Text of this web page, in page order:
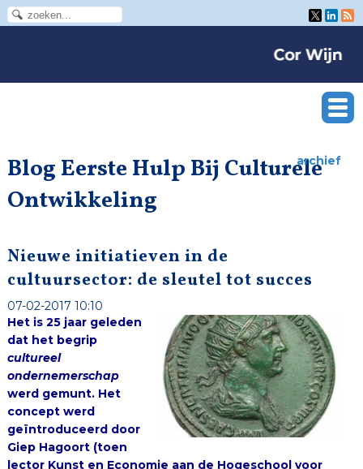
Blog Eerste Hulp Bij Culturele
Ontwikkeling
archief
Nieuwe initiatieven in de
cultuursector: de sleutel tot succes
07-02-2017 10:10
Het is 25 jaar geleden
dat het begrip
cultureel
ondernemerschap
werd gemunt. Het
concept werd
geïntroduceerd door
Giep Hagoort (toen
lector Kunst en Economie aan de Hogeschool voor
de Kunsten in Utrecht). Hij gaf zijn boek in 1992 de